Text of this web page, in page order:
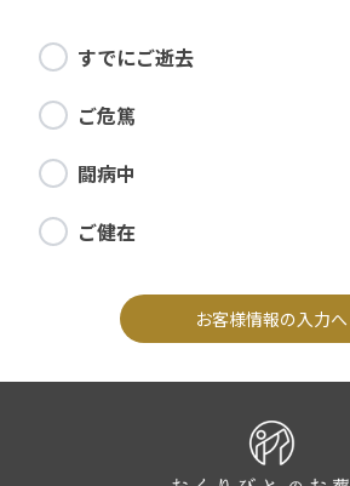
すでにご逝去
ご危篤
闘病中
ご健在
お客様情報の入力へ